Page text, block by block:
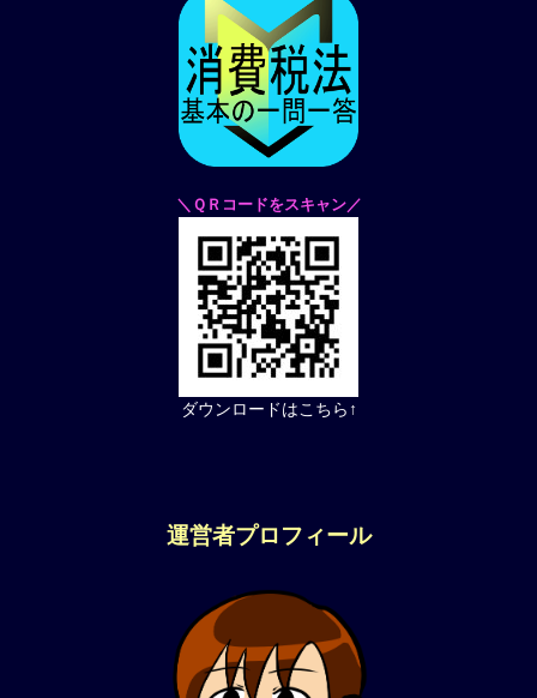
＼ＱＲコードをスキャン／
ダウンロードはこちら↑
運営者プロフィール